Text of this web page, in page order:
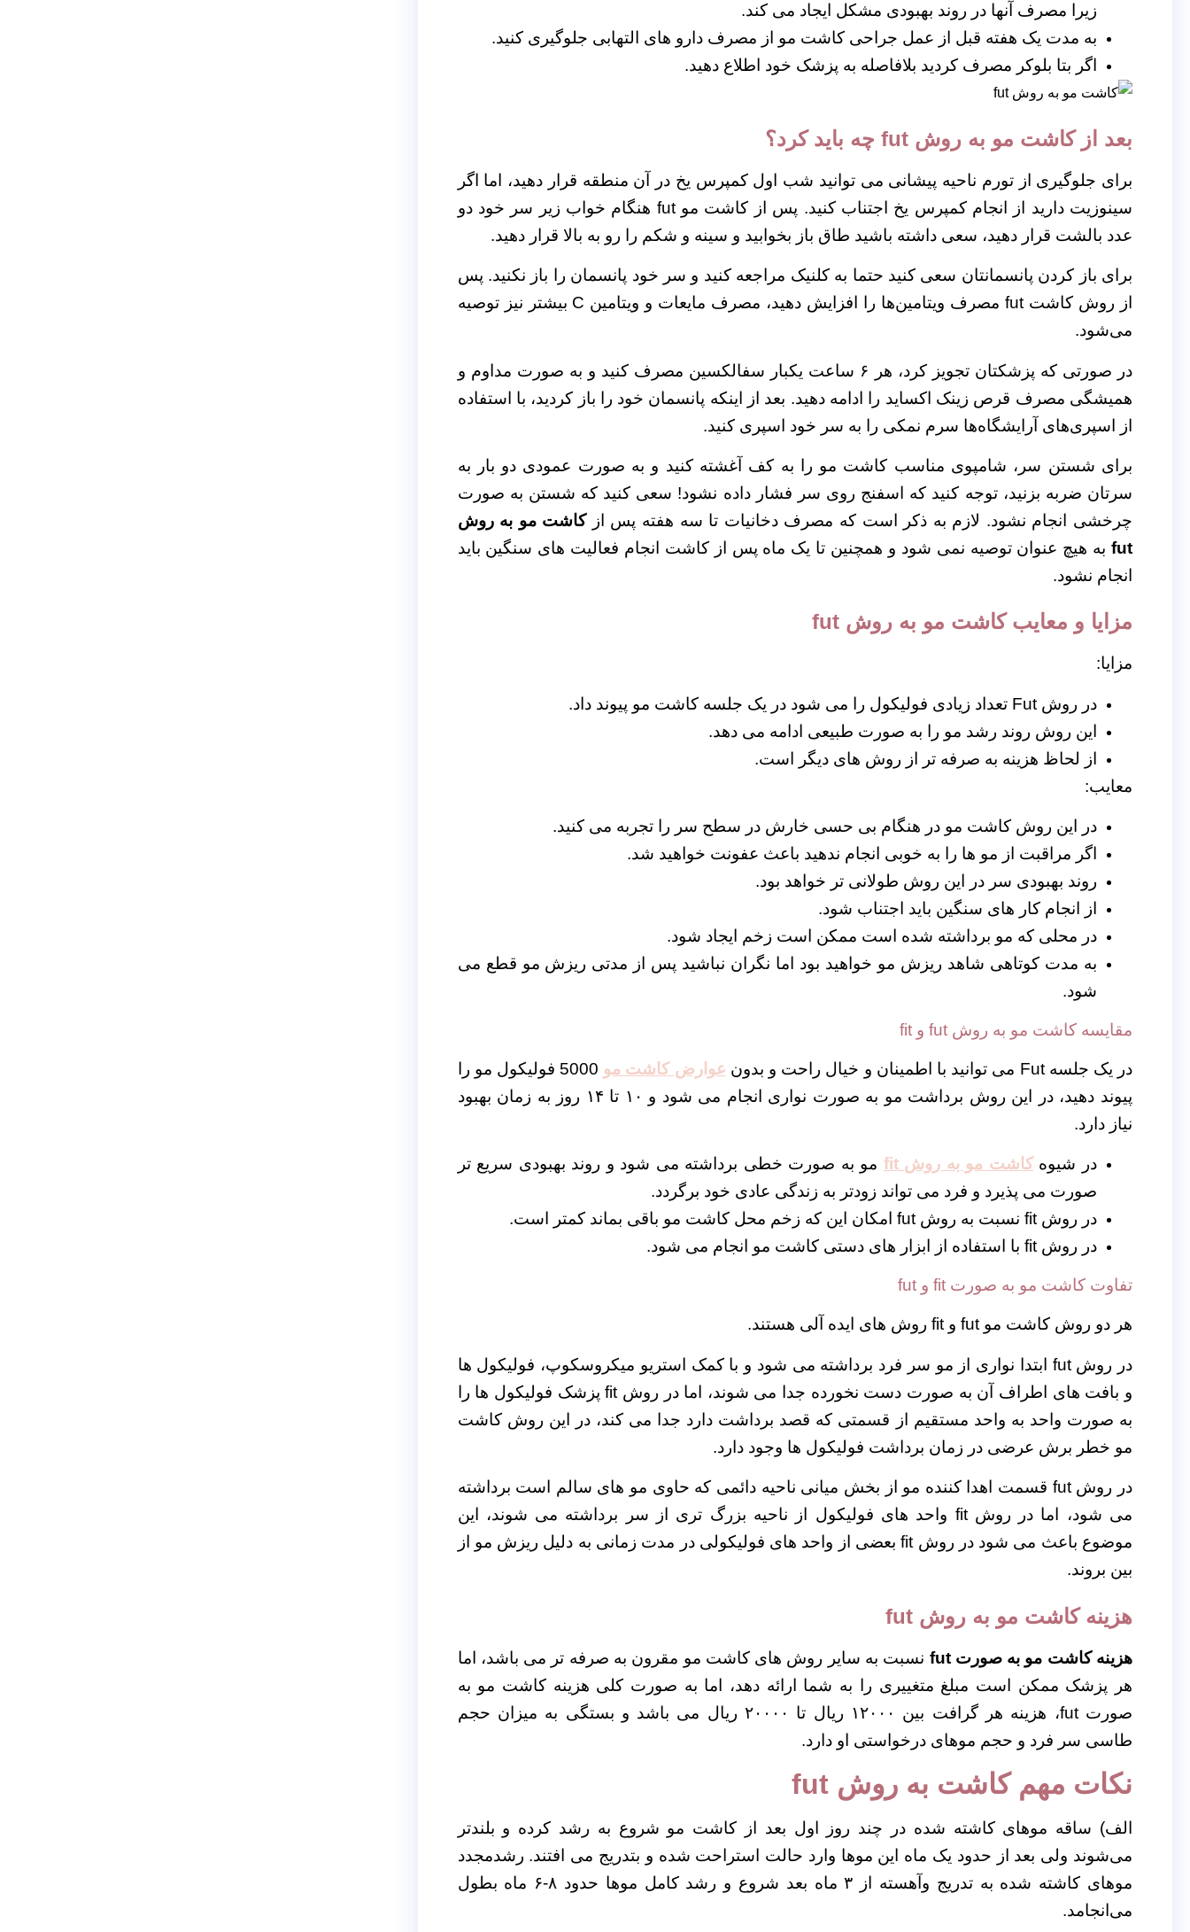
زیرا مصرف آنها در روند بهبودی مشکل ایجاد می کند.
به مدت یک هفته قبل از عمل جراحی کاشت مو از مصرف دارو های التهابی جلوگیری کنید.
اگر بتا بلوکر مصرف کردید بلافاصله به پزشک خود اطلاع دهید.
بعد از کاشت مو به روش fut چه باید کرد؟
برای جلوگیری از تورم ناحیه پیشانی می توانید شب اول کمپرس یخ در آن منطقه قرار دهید، اما اگر
سینوزیت دارید از انجام کمپرس یخ اجتناب کنید.
پس از کاشت مو fut هنگام خواب زیر سر خود دو
عدد بالشت قرار دهید، سعی داشته باشید طاق باز بخوابید و سینه و شکم را رو به بالا قرار دهید.
برای باز کردن پانسمانتان سعی کنید حتما به کلنیک مراجعه کنید و سر خود پانسمان را باز نکنید. پس
از روش کاشت fut مصرف ویتامین‌ها را افزایش دهید، مصرف مایعات و ویتامین C بیشتر نیز توصیه
می‌شود.
در صورتی که پزشکتان تجویز کرد، هر ۶ ساعت یکبار سفالکسین مصرف کنید و به صورت مداوم و
همیشگی مصرف قرص زینک اکساید را ادامه دهید. بعد از اینکه پانسمان خود را باز کردید، با استفاده
از اسپری‌های آرایشگاه‌ها سرم نمکی را به سر خود اسپری کنید.
برای شستن سر، شامپوی مناسب کاشت مو را به کف آغشته کنید و به صورت عمودی دو بار به
سرتان ضربه بزنید، توجه کنید که اسفنج روی سر فشار داده نشود! سعی کنید که شستن به صورت
چرخشی انجام نشود. لازم به ذکر است که مصرف دخانیات تا سه هفته پس ازکاشت مو به روش
fut به هیچ عنوان توصیه نمی شود و همچنین تا یک ماه پس از کاشت انجام فعالیت های سنگین باید
انجام نشود.
مزایا و معایب کاشت مو به روش fut
مزایا:
در روش Fut تعداد زیادی فولیکول را می شود در یک جلسه کاشت مو پیوند داد.
این روش روند رشد مو را به صورت طبیعی ادامه می دهد.
از لحاظ هزینه به صرفه تر از روش های دیگر است.
معایب:
در این روش کاشت مو در هنگام بی حسی خارش در سطح سر را تجربه می کنید.
اگر مراقبت از مو ها را به خوبی انجام ندهید باعث عفونت خواهید شد.
روند بهبودی سر در این روش طولانی تر خواهد بود.
از انجام کار های سنگین باید اجتناب شود.
در محلی که مو برداشته شده است ممکن است زخم ایجاد شود.
به مدت کوتاهی شاهد ریزش مو خواهید بود اما نگران نباشید پس از مدتی ریزش مو قطع می
شود.
مقایسه کاشت مو به روش fut و fit
در یک جلسه Fut می توانید با اطمینان و خیال راحت و بدون عوارض کاشت مو
5000 فولیکول مو را
پیوند دهید، در این روش برداشت مو به صورت نواری انجام می شود و ۱۰ تا ۱۴ روز به زمان بهبود
نیاز دارد.
در شیوهکاشت مو به روش fit
مو به صورت خطی برداشته می شود و روند بهبودی سریع تر
صورت می پذیرد و فرد می تواند زودتر به زندگی عادی خود برگردد.
در روش fit نسبت به روش fut امکان این که زخم محل کاشت مو باقی بماند کمتر است.
در روش fit با استفاده از ابزار های دستی کاشت مو انجام می شود.
تفاوت کاشت مو به صورت fit و fut
هر دو روش کاشت مو fut و fit روش های ایده آلی هستند.
در روش fut ابتدا نواری از مو سر فرد برداشته می شود و با کمک استریو میکروسکوپ، فولیکول ها
و بافت های اطراف آن به صورت دست نخورده جدا می شوند، اما در روش fit پزشک فولیکول ها را
به صورت واحد به واحد مستقیم از قسمتی که قصد برداشت دارد جدا می کند، در این روش کاشت
مو خطر برش عرضی در زمان برداشت فولیکول ها وجود دارد.
در روش fut قسمت اهدا کننده مو از بخش میانی ناحیه دائمی که حاوی مو های سالم است برداشته
می شود، اما در روش fit واحد های فولیکول از ناحیه بزرگ تری از سر برداشته می شوند، این
موضوع باعث می شود در روش fit بعضی از واحد های فولیکولی در مدت زمانی به دلیل ریزش مو از
بین بروند.
هزینه کاشت مو به روش fut
هزینه کاشت مو به صورت fut
نسبت به سایر روش های کاشت مو مقرون به صرفه تر می باشد، اما
هر پزشک ممکن است مبلغ متغییری را به شما ارائه دهد، اما به صورت کلی هزینه کاشت مو به
صورت fut، هزینه هر گرافت بین ۱۲۰۰۰ ریال تا ۲۰۰۰۰ ریال می باشد و بستگی به میزان حجم
طاسی سر فرد و حجم موهای درخواستی او دارد.
نکات مهم کاشت به روش fut
الف) ساقه موهای کاشته شده در چند روز اول بعد از کاشت مو شروع به رشد کرده و بلندتر
می‌شوند ولی بعد از حدود یک ماه این موها وارد حالت استراحت شده و بتدریج می افتند. رشدمجدد
موهای کاشته شده به تدریج وآهسته از ۳ ماه بعد شروع و رشد کامل موها حدود ۸-۶ ماه بطول
می‌انجامد.